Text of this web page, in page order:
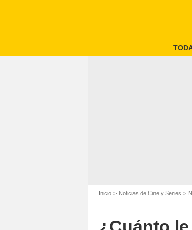
Inicio Noticias de Cine y Series